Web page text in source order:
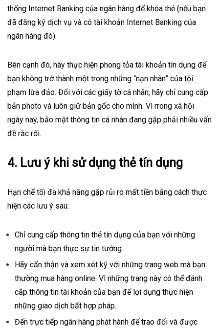
thống Internet Banking của ngân hàng để khóa thẻ (nếu bạn
đã đăng ký dịch vụ và có tài khoản Internet Banking của
ngân hàng đó).
Bên cạnh đó, hãy thực hiện phong tỏa tài khoản tín dụng để
bạn không trở thành một trong những “nạn nhân” của tội
phạm lừa đảo. Đối với các giấy tờ cá nhân, hãy chỉ cung cấp
bản photo và luôn giữ bản gốc cho mình. Vì rrong xã hội
ngày nay, bảo mật thông tin cá nhân đang gặp phải nhiều vấn
đề rắc rối.
4. Lưu ý khi sử dụng thẻ tín dụng
Hạn chế tối đa khả năng gặp rủi ro mất tiền bằng cách thực
hiện các lưu ý sau:
Chỉ cung cấp thông tin thẻ tín dụng của bạn với những
người mà bạn thực sự tin tưởng.
Hãy cẩn thận và xem xét kỹ với những trang web mà bạn
thường mua hàng online. Vì những trang này có thể đánh
cắp thông tin tài khoản của bạn để lợi dụng thực hiện
những giao dịch bất hợp pháp.
Đến trực tiếp ngân hàng phát hành để trao đổi và được